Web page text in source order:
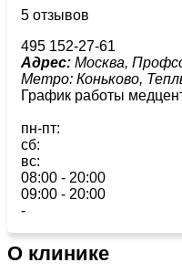
5 отзывов
495 152-27-61
Адрес: Москва,
Метро: Коньково,
График работы
пн-пт:
сб:
вс:
08:00 - 20:00
09:00 - 20:00
-
О клинике